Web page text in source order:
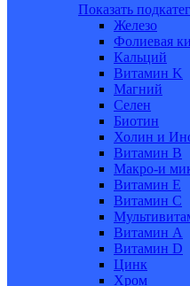
Показать
Железо
Фолиевая
Кальций
Витамин K
Магний
Селен
Биотин
Холин и
Витамин B
Макро-и
Витамин Е
Витамин С
Витамин A
Витамин D
Цинк
Хром